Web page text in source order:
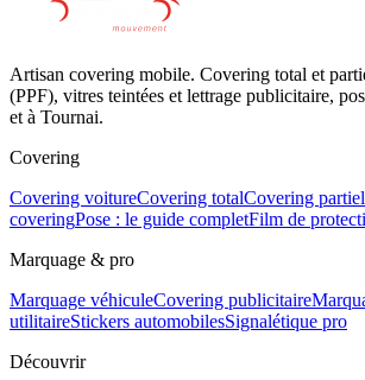
Artisan covering mobile. Covering total et
(PPF), vitres teintées et lettrage publicitaire,
et à Tournai.
Covering
Covering voitureCovering totalCovering partiel
coveringPose : le guide completFilm de
Marquage & pro
Marquage véhiculeCovering publicitaire
utilitaireStickers automobilesSignalétique pro
Découvrir